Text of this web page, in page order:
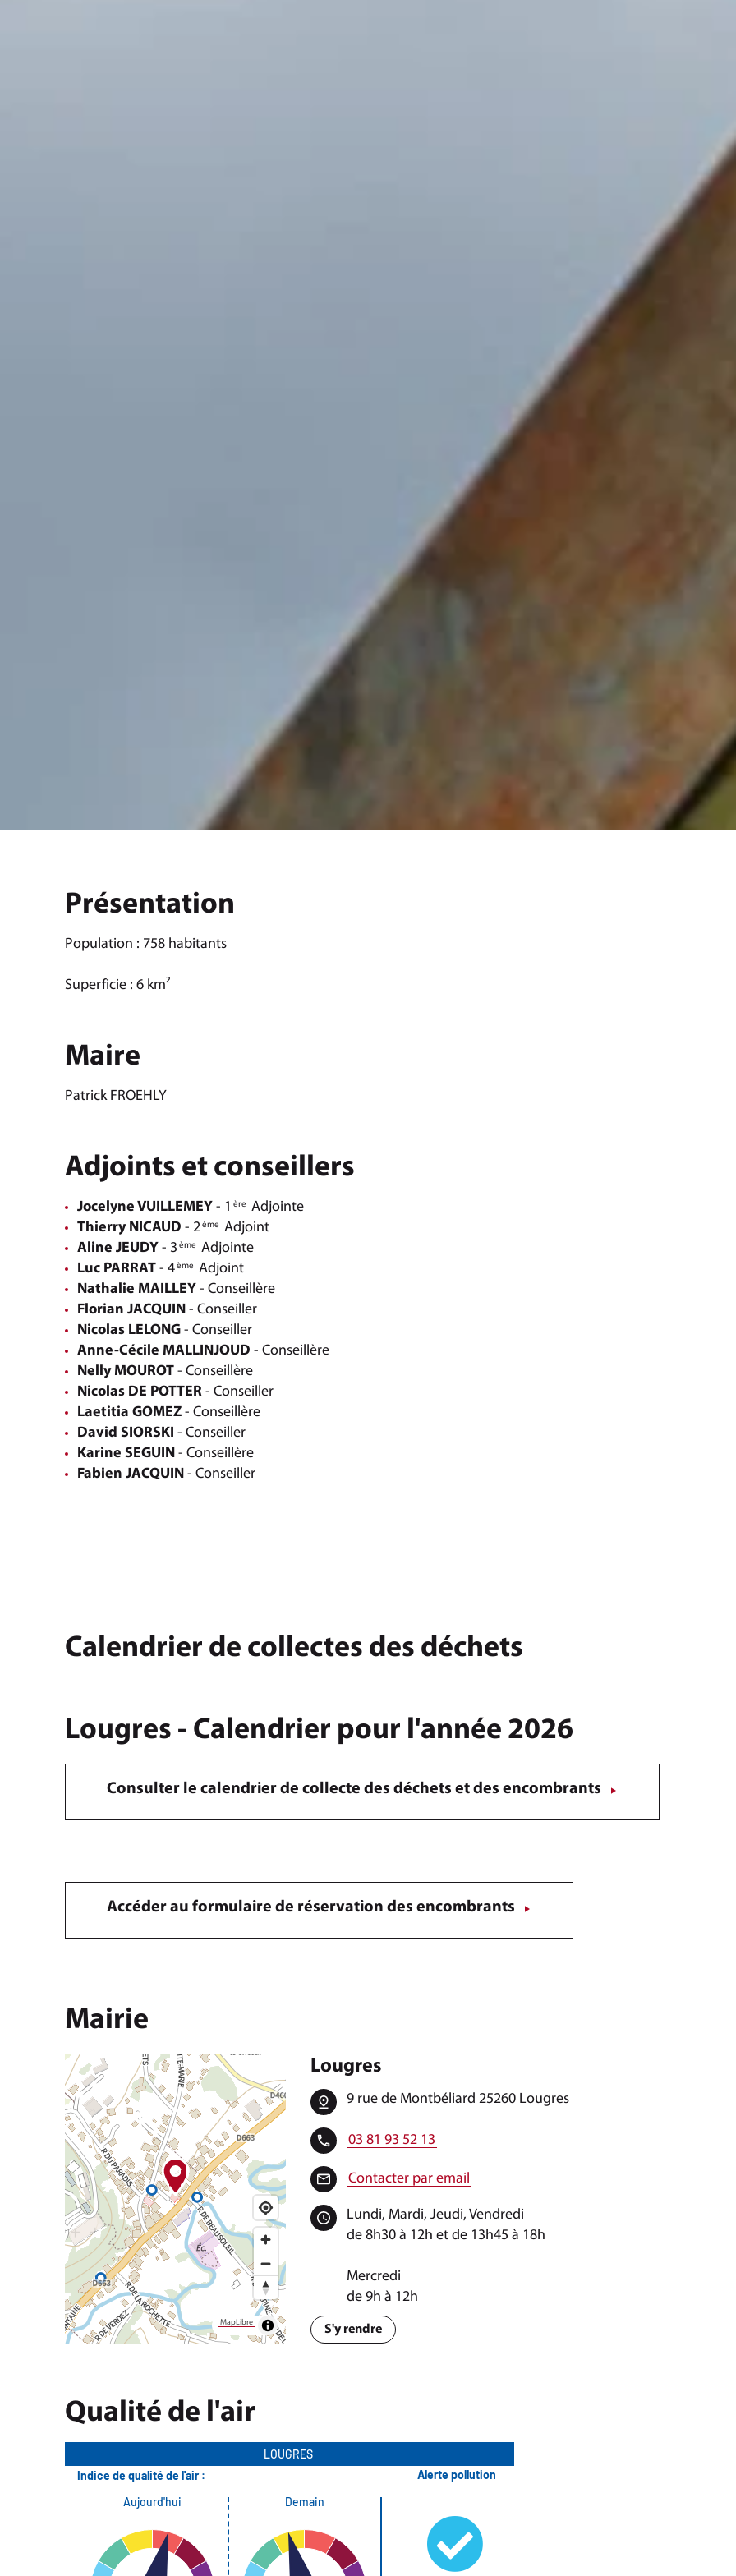
Présentation
Population : 758 habitants
Superficie : 6 km²
Maire
Patrick FROEHLY
Adjoints et conseillers
Jocelyne VUILLEMEY- 1 ère
Adjointe
Thierry NICAUD - 2 ème
Adjoint
Aline JEUDY- 3 ème
Adjointe
Luc PARRAT- 4 ème
Adjoint
Nathalie MAILLEY- Conseillère
Florian JACQUIN- Conseiller
Nicolas LELONG- Conseiller
Anne-Cécile MALLINJOUD - Conseillère
Nelly MOUROT- Conseillère
Nicolas DE POTTER- Conseiller
Laetitia GOMEZ- Conseillère
David SIORSKI - Conseiller
Karine SEGUIN- Conseillère
Fabien JACQUIN- Conseiller
Calendrier de collectes des déchets
Lougres - Calendrier pour l'année 2026
Consulter le calendrier de collecte des déchets et des encombrants
Accéder au formulaire de réservation des encombrants
Mairie
MapLibre
Lougres
9 rue de Montbéliard 25260 Lougres
03 81 93 52 13
Contacter par email
Lundi, Mardi, Jeudi, Vendredi
de 8h30 à 12h et de 13h45 à 18h
Mercredi
de 9h à 12h
S'y rendre
Qualité de l'air